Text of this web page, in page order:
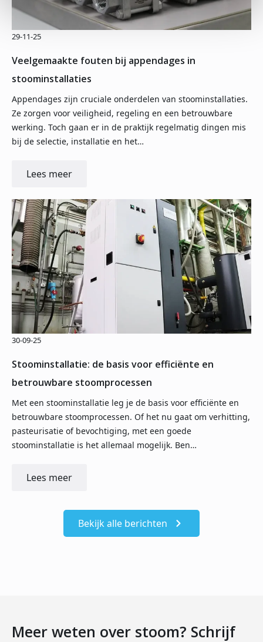
Veelgemaakte fouten bij appendages in
stoominstallaties
29-11-25
Appendages zijn cruciale onderdelen van stoominstallaties.
Ze zorgen voor veiligheid, regeling en een betrouwbare
werking. Toch gaan er in de praktijk regelmatig dingen mis
bij de selectie, installatie en het…
Lees meer
Stoominstallatie: de basis voor efficiënte en
betrouwbare stoomprocessen
30-09-25
Met een stoominstallatie leg je de basis voor efficiënte en
betrouwbare stoomprocessen. Of het nu gaat om verhitting,
pasteurisatie of bevochtiging, met een goede
stoominstallatie is het allemaal mogelijk. Ben…
Lees meer
Bekijk alle berichten
Meer weten over stoom? Schrijf